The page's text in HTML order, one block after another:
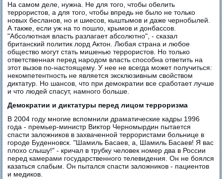
На самом деле, нужна. Не для того, чтобы обелить
террористов, а для того, чтобы впредь не было не только
новых бесланов, но и шиесов, кыштымов и даже чернобылей.
А также, если уж на то пошло, крымов и донбассов.
"Абсолютная власть разлагает абсолютно", ­- сказал
британский политик лорд Актон. Любая страна и любое
общество могут стать мишенью террористов. Но только
ответственная перед народом власть способна ответить на
этот вызов по-настоящему. У нее не всегда может получиться:
некомпетентность не является эксклюзивным свойством
диктатур. Но шансов, что при демократии все сработает лучше
и что людей спасут, намного больше.
Демократии и диктатуры перед лицом терроризма
В 2004 году многие вспомнили драматические кадры 1996
года - премьер-министр Виктор Черномырдин пытается
спасти заложников в захваченной террористами больнице в
городе Буденновск. "Шамиль Басаев, а, Шамиль Басаев! Я вас
плохо слышу!" - кричал в трубку человек номер два в России
перед камерами государственного телевидения. Он не боялся
казаться слабым. Он пытался спасти заложников - пациентов
и медиков.